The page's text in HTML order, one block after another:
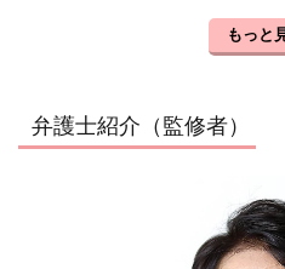
もっと
弁護士紹介（監修者）